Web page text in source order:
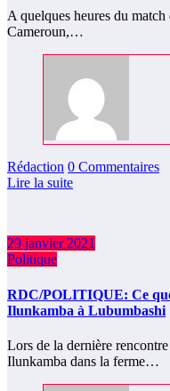
A quelques heures du
Cameroun,…
Rédaction 0 Commentaires
Lire la suite
29 janvier 2021
Politique
RDC/POLITIQUE: Ce
Ilunkamba à Lubumbashi
Lors de la dernière
Ilunkamba dans la ferme…